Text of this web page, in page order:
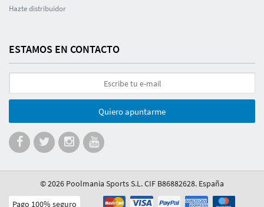
Hazte distribuidor
ESTAMOS EN CONTACTO
Quiero apuntarme
© 2026 Poolmania Sports S.L. CIF B86882628. España
Pago 100% seguro